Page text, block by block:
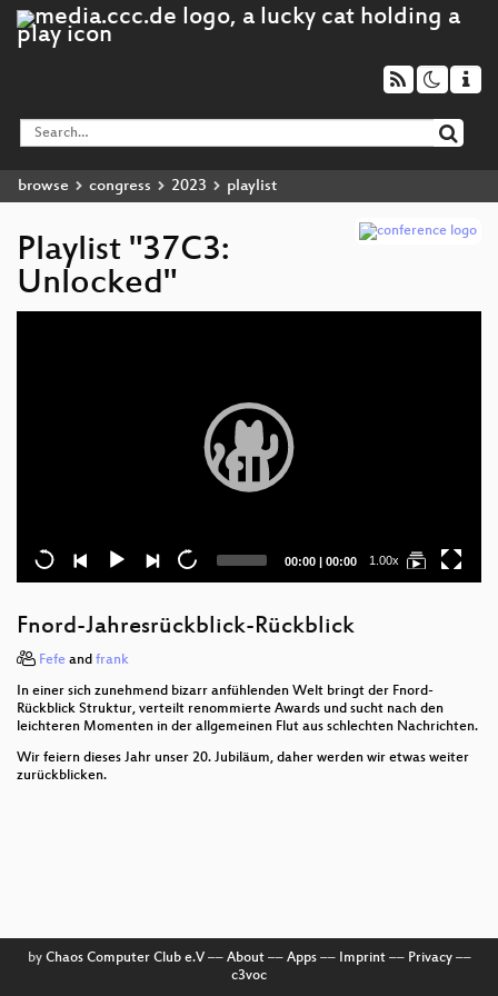
browse congress 2023 playlist
Playlist "37C3:
Unlocked"
Current
00:00 | Total
00:00 1.00x
Fnord-Jahresrückblick-Rückblick
Fefe and frank
In einer sich zunehmend bizarr anfühlenden Welt bringt der Fnord-
Rückblick Struktur, verteilt renommierte Awards und sucht nach den
leichteren Momenten in der allgemeinen Flut aus schlechten Nachrichten.
Wir feiern dieses Jahr unser 20. Jubiläum, daher werden wir etwas weiter
zurückblicken.
by Chaos Computer Club e.V–– About–– Apps–– Imprint–– Privacy––
c3voc